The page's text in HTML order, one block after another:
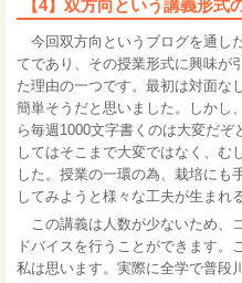
【4】双方向という講義形式
今回双方向というブログを通し
てであり、その授業形式に興味が
た理由の一つです。最初は対面な
簡単そうだと思いました。しかし
ら毎週1000文字書くのは大変だぞ
してはそこまで大変ではなく、む
した。授業の一環の為、栽培にも
してみようと様々な工夫が生まれ
この講義は人数が少ないため、
ドバイスを行うことができます。
私は思います。実際に全学で普段